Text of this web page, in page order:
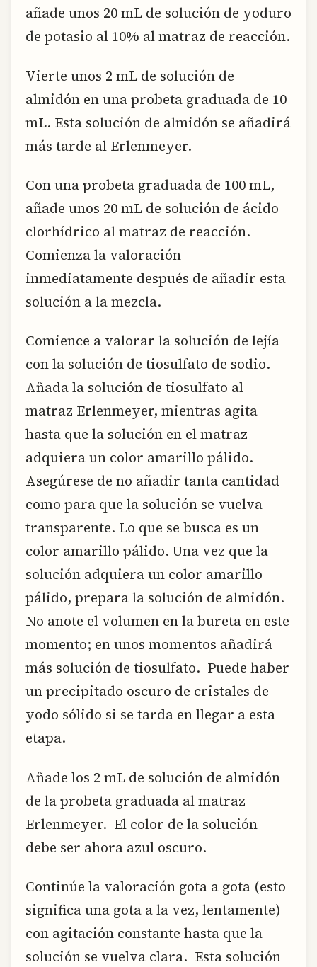
añade unos 20 mL de solución de yoduro
de potasio al 10% al matraz de reacción.
Vierte unos 2 mL de solución de
almidón en una probeta graduada de 10
mL. Esta solución de almidón se añadirá
más tarde al Erlenmeyer.
Con una probeta graduada de 100 mL,
añade unos 20 mL de solución de ácido
clorhídrico al matraz de reacción.
Comienza la valoración
inmediatamente después de añadir esta
solución a la mezcla.
Comience a valorar la solución de lejía
con la solución de tiosulfato de sodio.
Añada la solución de tiosulfato al
matraz Erlenmeyer, mientras agita
hasta que la solución en el matraz
adquiera un color amarillo pálido.
Asegúrese de no añadir tanta cantidad
como para que la solución se vuelva
transparente. Lo que se busca es un
color amarillo pálido. Una vez que la
solución adquiera un color amarillo
pálido, prepara la solución de almidón.
No anote el volumen en la bureta en este
momento; en unos momentos añadirá
más solución de tiosulfato. Puede haber
un precipitado oscuro de cristales de
yodo sólido si se tarda en llegar a esta
etapa.
Añade los 2 mL de solución de almidón
de la probeta graduada al matraz
Erlenmeyer. El color de la solución
debe ser ahora azul oscuro.
Continúe la valoración gota a gota (esto
significa una gota a la vez, lentamente)
con agitación constante hasta que la
solución se vuelva clara. Esta solución